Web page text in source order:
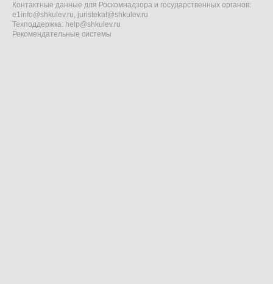
Контактные данные для Роскомнадзора и государственных органов:
e1info@shkulev.ru, juristekat@shkulev.ru
Техподдержка: help@shkulev.ru
Рекомендательные системы